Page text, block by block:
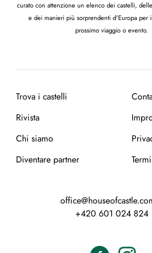
curato con attenzione un elenco dei castelli,
e dei manieri più sorprendenti d'Europa per
prossimo viaggio o evento.
Trova i castelli
Rivista
Chi siamo
Diventare partner
+420 601 024 824